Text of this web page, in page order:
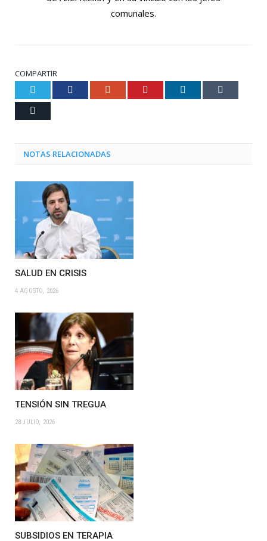
comunales.
COMPARTIR
Facebook Google+ LinkedIn
NOTAS RELACIONADAS
SALUD EN CRISIS
4 AGOSTO, 2026
TENSIÓN SIN TREGUA
28 JULIO, 2026
SUBSIDIOS EN TERAPIA